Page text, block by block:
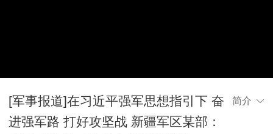
[军事报道]在习近平强军思想指引下 奋
进强军路 打好攻坚战 新疆军区某部：
简介